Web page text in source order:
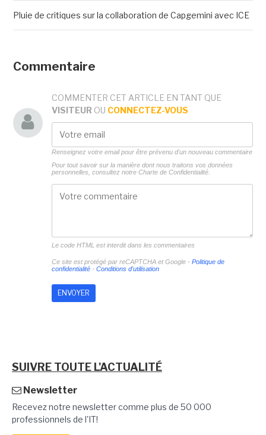
Pluie de critiques sur la collaboration de Capgemini avec ICE
Commentaire
COMMENTER CET ARTICLE EN TANT QUE
VISITEUR OU CONNECTEZ-VOUS
Renseignez votre email pour être prévenu d'un nouveau commentaire
Pour tout savoir sur la manière dont nous traitons vos données
personnelles, consultez notre Charte de Confidentialité.
Le code HTML est interdit dans les commentaires
Ce site est protégé par reCAPTCHA et Google - Politique de
confidentialité- Conditions d'utilisation
SUIVRE TOUTE L'ACTUALITÉ
Newsletter
Recevez notre newsletter comme plus de 50 000
professionnels de l'IT!